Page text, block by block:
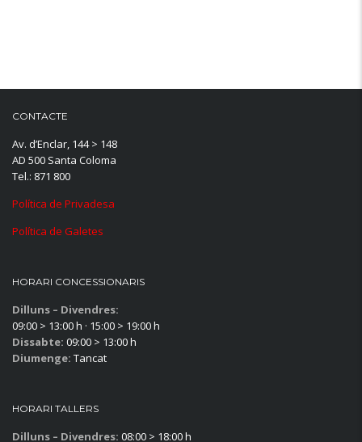
CONTACTE
Av. d’Enclar, 144 > 148
AD 500 Santa Coloma
Tel.: 871 800
Política de Privadesa
Política de Galetes
HORARI CONCESSIONARIS
Dilluns – Divendres:
09:00 > 13:00 h · 15:00 > 19:00 h
Dissabte: 09:00 > 13:00 h
Diumenge: Tancat
HORARI TALLERS
Dilluns – Divendres: 08:00 > 18:00 h